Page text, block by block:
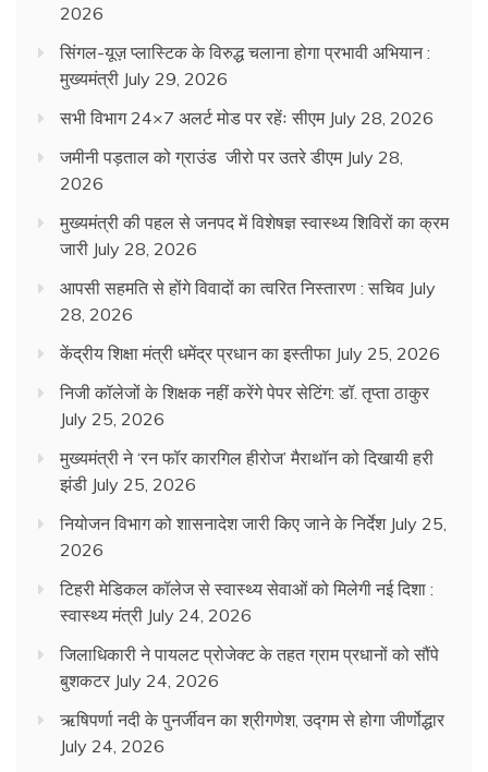
2026
सिंगल-यूज़ प्लास्टिक के विरुद्ध चलाना होगा प्रभावी अभियान :
मुख्यमंत्री July 29, 2026
सभी विभाग 24×7 अलर्ट मोड पर रहेंः सीएम July 28, 2026
जमीनी पड़ताल को ग्राउंड जीरो पर उतरे डीएम July 28,
2026
मुख्यमंत्री की पहल से जनपद में विशेषज्ञ स्वास्थ्य शिविरों का क्रम
जारी July 28, 2026
आपसी सहमति से होंगे विवादों का त्वरित निस्तारण : सचिव July
28, 2026
केंद्रीय शिक्षा मंत्री धमेंद्र प्रधान का इस्तीफा July 25, 2026
निजी कॉलेजों के शिक्षक नहीं करेंगे पेपर सेटिंग: डॉ. तृप्ता ठाकुर
July 25, 2026
मुख्यमंत्री ने ‘रन फॉर कारगिल हीरोज’ मैराथॉन को दिखायी हरी
झंडी July 25, 2026
नियोजन विभाग को शासनादेश जारी किए जाने के निर्देश July 25,
2026
टिहरी मेडिकल कॉलेज से स्वास्थ्य सेवाओं को मिलेगी नई दिशा :
स्वास्थ्य मंत्री July 24, 2026
जिलाधिकारी ने पायलट प्रोजेक्ट के तहत ग्राम प्रधानों को सौंपे
बुशकटर July 24, 2026
ऋषिपर्णा नदी के पुनर्जीवन का श्रीगणेश, उद्गम से होगा जीर्णोद्धार
July 24, 2026